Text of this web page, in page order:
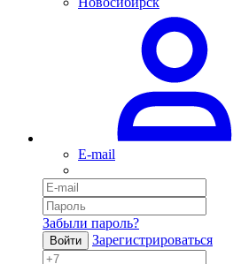
E-mail
Забыли пароль?
Войти Зарегистрироваться